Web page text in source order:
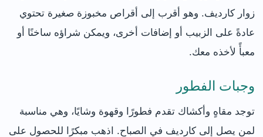
زوار كارديف. وهو أقرب إلى أقراص مخبوزة صغيرة تحتوي
عادةً على الزبيب أو إضافات أخرى، ويمكن شراؤه ساخنًا أو
معبأً لأخذه معك.
وجبات الفطور
توجد مقاهٍ وأكشاك تقدم فطورًا وقهوة وشايًا، وهي مناسبة
لمن يصل إلى كارديف في الصباح. اذهب مبكرًا للحصول على